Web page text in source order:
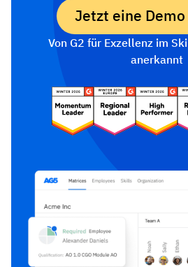
Jetzt eine
Von G2 für Exzellenz im
anerkannt